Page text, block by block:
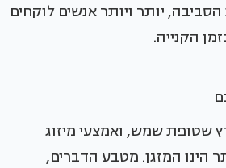
יותר ויותר אנשים לוקחים
הקנייה.
שטופת שמש, ואמצעי מיזוג
הינו המזגן. מטבע הדברים,